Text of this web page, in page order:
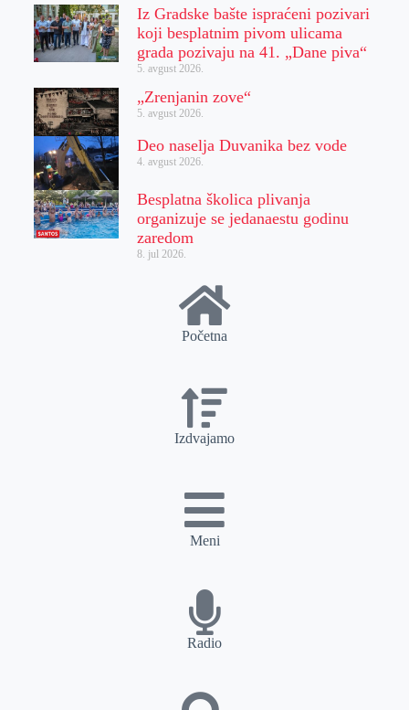
Iz Gradske bašte ispraćeni pozivari
koji besplatnim pivom ulicama
grada pozivaju na 41. „Dane piva“
5. avgust 2026.
„Zrenjanin zove“
5. avgust 2026.
Deo naselja Duvanika bez vode
4. avgust 2026.
Besplatna školica plivanja
organizuje se jedanaestu godinu
zaredom
8. jul 2026.
Početna
Izdvajamo
Meni
Radio